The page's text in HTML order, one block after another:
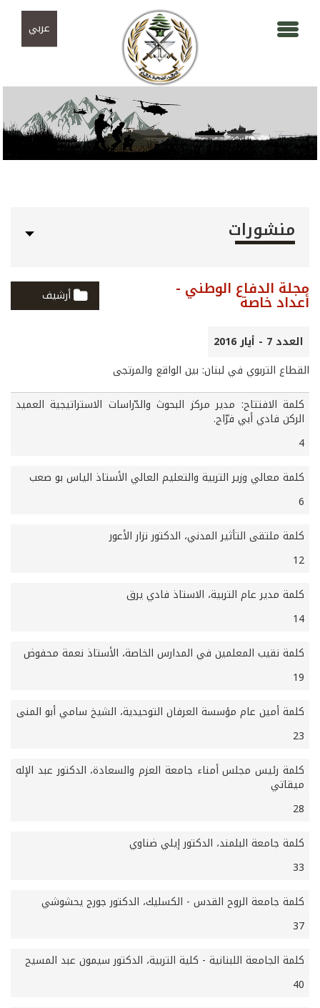
عربي
منشورات
مجلة الدفاع الوطني -
أعداد خاصة أرشيف
العدد 7 - أيار 2016
القطاع التربوي في لبنان: بين الواقع والمرتجى
كلمة الافتتاح: مدير مركز البحوث والدّراسات الاستراتيجية العميد
الركن فادي أبي فرّاج.
4
كلمة معالي وزير التربية والتعليم العالي الأستاذ الياس بو صعب
6
كلمة ملتقى التأثير المدني، الدكتور نزار الأعور
12
كلمة مدير عام التربية، الاستاذ فادي يرق
14
كلمة نقيب المعلمين في المدارس الخاصة، الأستاذ نعمة محفوض
19
كلمة أمين عام مؤسسة العرفان التوحيدية، الشيخ سامي أبو المنى
23
كلمة رئيس مجلس أمناء جامعة العزم والسعادة، الدكتور عبد الإله
ميقاتي
28
كلمة جامعة البلمند، الدكتور إيلي ضناوي
33
كلمة جامعة الروح القدس - الكسليك، الدكتور جورج يحشوشي
37
كلمة الجامعة اللبنانية - كلية التربية، الدكتور سيمون عبد المسيح
40